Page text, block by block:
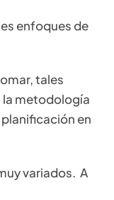
enfoques de
tales
la metodología
en
variados. A